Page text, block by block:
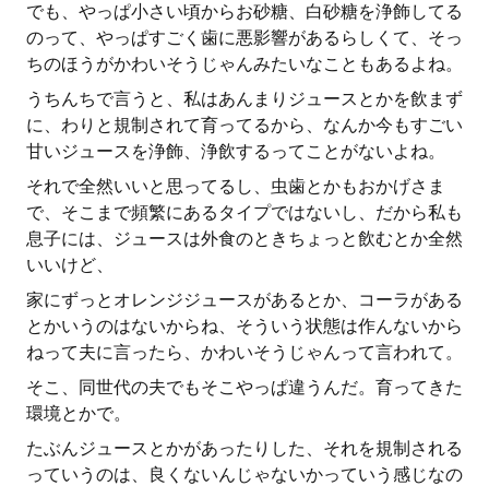
でも、やっぱ小さい頃からお砂糖、白砂糖を浄飾してる
のって、やっぱすごく歯に悪影響があるらしくて、そっ
ちのほうがかわいそうじゃんみたいなこともあるよね。
うちんちで言うと、私はあんまりジュースとかを飲まず
に、わりと規制されて育ってるから、なんか今もすごい
甘いジュースを浄飾、浄飲するってことがないよね。
それで全然いいと思ってるし、虫歯とかもおかげさま
で、そこまで頻繁にあるタイプではないし、だから私も
息子には、ジュースは外食のときちょっと飲むとか全然
いいけど、
家にずっとオレンジジュースがあるとか、コーラがある
とかいうのはないからね、そういう状態は作んないから
ねって夫に言ったら、かわいそうじゃんって言われて。
そこ、同世代の夫でもそこやっぱ違うんだ。育ってきた
環境とかで。
たぶんジュースとかがあったりした、それを規制される
っていうのは、良くないんじゃないかっていう感じなの